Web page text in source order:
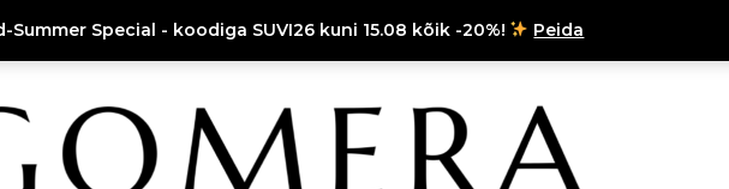
Summer Special - koodiga SUVI26 kuni 15.08 kõik -20%! Peida